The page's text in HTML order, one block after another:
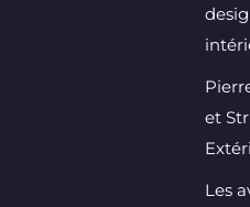
et
Les